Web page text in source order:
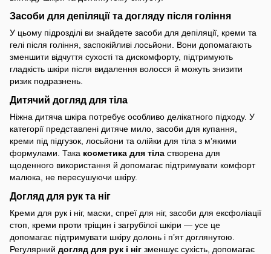
Засоби для депіляції та догляду після гоління
У цьому підрозділі ви знайдете засоби для депіляції, креми та
гелі після гоління, заспокійливі лосьйони. Вони допомагають
зменшити відчуття сухості та дискомфорту, підтримують
гладкість шкіри після видалення волосся й можуть знизити
ризик подразнень.
Дитячий догляд для тіла
Ніжна дитяча шкіра потребує особливо делікатного підходу. У
категорії представлені дитяче мило, засоби для купання,
креми під підгузок, лосьйони та олійки для тіла з м’якими
формулами. Така косметика для тіла створена для
щоденного використання й допомагає підтримувати комфорт
малюка, не пересушуючи шкіру.
Догляд для рук та ніг
Креми для рук і ніг, маски, спреї для ніг, засоби для ексфоліації
стоп, креми проти тріщин і загрубілої шкіри — усе це
допомагає підтримувати шкіру долонь і п’ят доглянутою.
Регулярний догляд для рук і ніг зменшує сухість, допомагає